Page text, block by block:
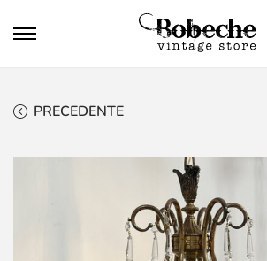
PRECEDENTE